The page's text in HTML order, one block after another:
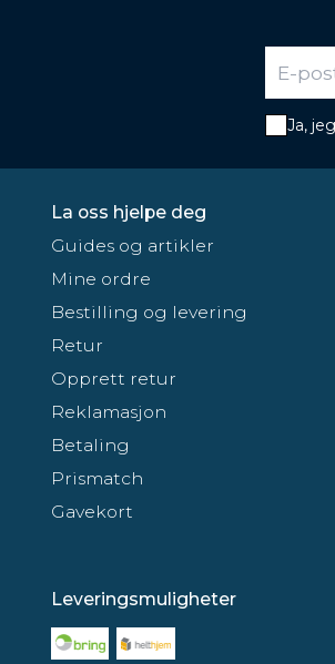
Ja,
La oss hjelpe deg
Guides og artikler
Mine ordre
Bestilling og levering
Retur
Opprett retur
Reklamasjon
Betaling
Prismatch
Gavekort
Leveringsmuligheter